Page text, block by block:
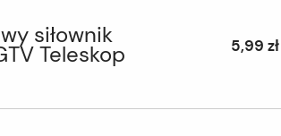
siłownik
Teleskop 5,99 zł